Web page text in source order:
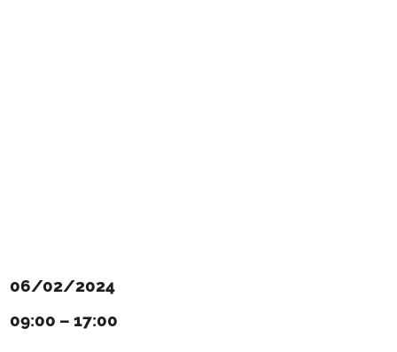
06/02/2024
09:00 – 17:00